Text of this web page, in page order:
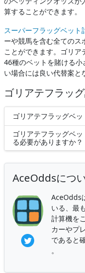
算することができます。
スーパーフラッグベット
ーや競馬を含む全てのス
ことができます。ゴリア
46種のベットを賭ける
い場合には良い代替案と
ゴリアテフラッ
ゴリアテフラッグベッ
ゴリアテフラッグベ
る必要がありますか？
AceOddsにつ
AceOdds
いる、最
計算機を
カーやプ
であると
。